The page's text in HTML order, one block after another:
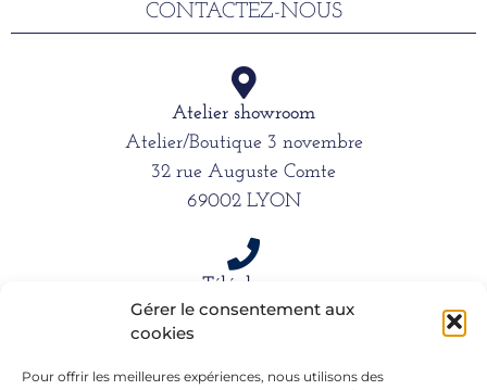
Gérer le consentement aux
cookies
Pour offrir les meilleures expériences, nous utilisons des
CONTACTEZ-NOUS
Atelier showroom
Atelier/Boutique 3 novembre
32 rue Auguste Comte
69002 LYON
Téléphone
06 15 61 39 66